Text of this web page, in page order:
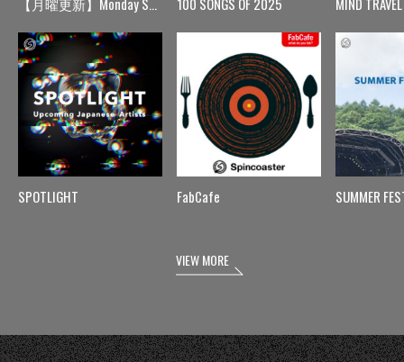
SPOTLIGHT FabCafe SUMMER
VIEW MORE